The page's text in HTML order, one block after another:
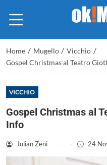
Home / Mugello / Vicchio /
Gospel Christmas al Teatro
VICCHIO
Gospel Christmas al
Info
Julian Zeni - 24